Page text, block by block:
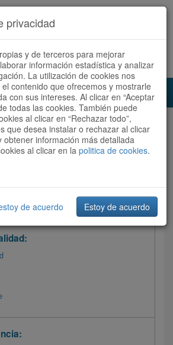
ahora Español | Català
Ordenar por:Más recientes
privacidad
y de terceros para mejorar
información estadística y analizar
La utilización de cookies nos
contenido que ofrecemos y mostrarle
con sus intereses. Al clicar en “Aceptar
todas las cookies. También puede
al clicar en “Rechazar todo”,
que desea instalar o rechazar al clicar
obtener información más detallada
al clicar en la politica de cookies.
de acuerdo Estoy de acuerdo